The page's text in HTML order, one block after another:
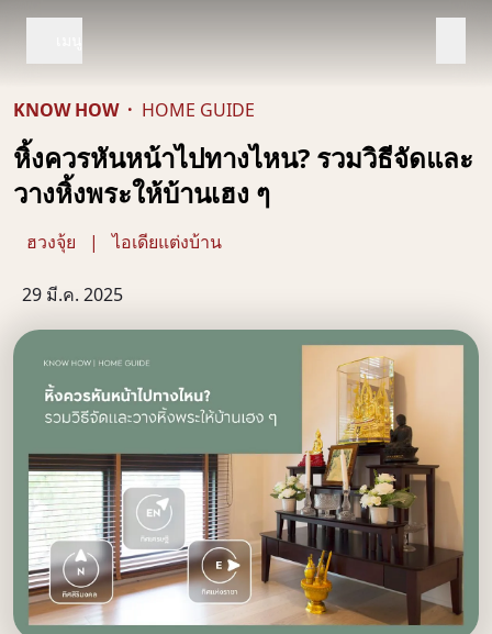
KNOW HOW · HOME GUIDE
หิ้งควรหันหน้าไปทางไหน? รวมวิธีจัดและ
วางหิ้งพระให้บ้านเฮง ๆ
ฮวงจุ้ย | ไอเดียแต่งบ้าน
29 มี.ค. 2025